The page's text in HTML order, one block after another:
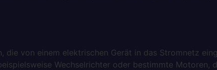
die von einem elektrischen Gerät in das Stromnetz
Wechselrichter oder bestimmte Motoren,